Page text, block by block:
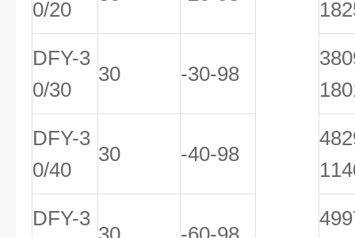
0/20
DFY-3
0/30
30 -30-98
DFY-3
0/40
30 -40-98
DFY-3